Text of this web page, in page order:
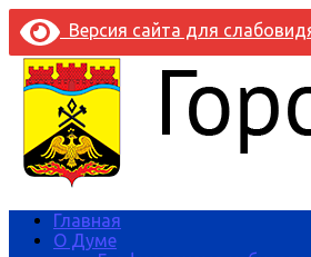
Версия сайта для
Главная
О Думе